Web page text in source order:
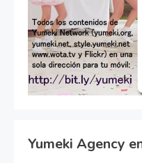
Yumeki Agency